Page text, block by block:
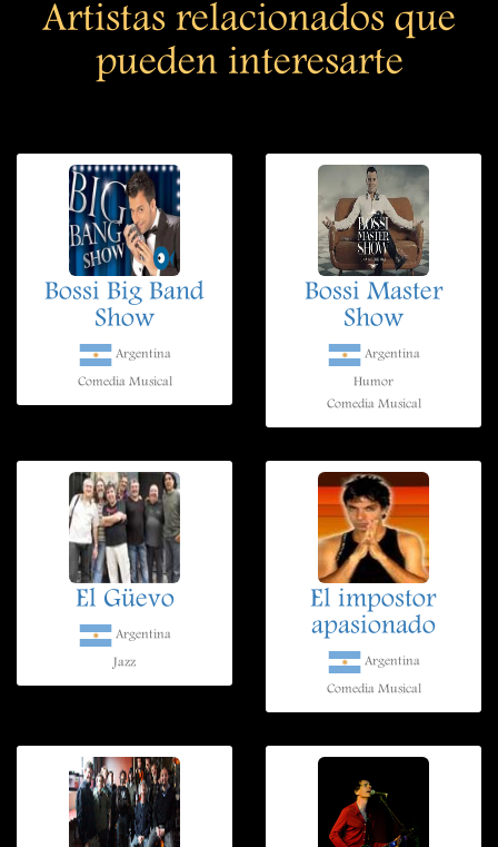
Artistas relacionados que
pueden interesarte
Bossi Big Band
Show
Argentina
Comedia Musical
Bossi Master
Show
Argentina
Humor
Comedia Musical
El Güevo
Argentina
Jazz
El impostor
apasionado
Argentina
Comedia Musical